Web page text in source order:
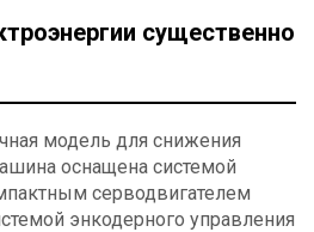
существенно
модель для снижения
оснащена системой
серводвигателем
энкодерного управления